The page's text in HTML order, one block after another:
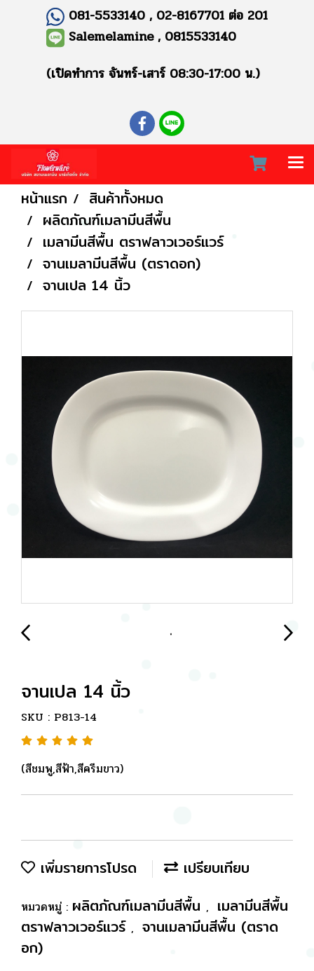
081-5533140 , 02-8167701 ต่อ 201
Salemelamine , 0815533140
(เปิดทำการ จันทร์-เสาร์ 08:30-17:00 น.)
หน้าแรก
สินค้าทั้งหมด
ผลิตภัณฑ์เมลามีนสีพื้น
เมลามีนสีพื้น ตราฟลาวเวอร์แวร์
จานเมลามีนสีพื้น (ตราดอก)
จานเปล 14 นิ้ว
จานเปล 14 นิ้ว
SKU : P813-14
(สีชมพู,สีฟ้า,สีครีมขาว)
เพิ่มรายการโปรด เปรียบเทียบ
หมวดหมู่ : ผลิตภัณฑ์เมลามีนสีพื้น , เมลามีนสีพื้น
ตราฟลาวเวอร์แวร์ , จานเมลามีนสีพื้น (ตราด
อก)